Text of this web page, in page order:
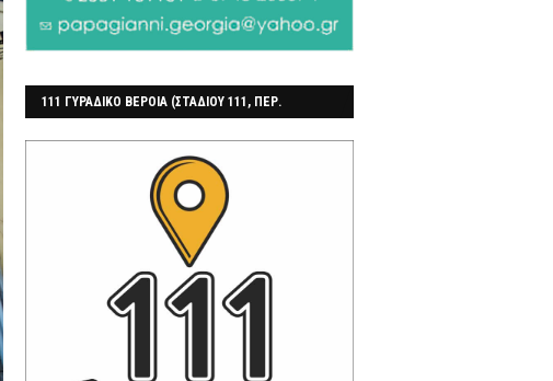
111 ΓΥΡΑΔΙΚΟ ΒΕΡΟΙΑ (ΣΤΑΔΙΟΥ 111, ΠΕΡ.